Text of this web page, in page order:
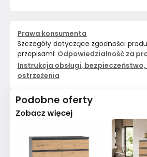
Prawa konsumenta
Szczegóły dotyczące zgodności
przepisami: Odpowiedzialność za
Instrukcja obsługi,
ostrzeżenia
Podobne oferty
Zobacz więcej